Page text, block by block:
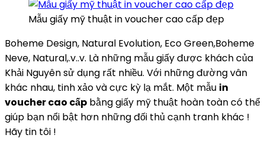
Mẫu giấy mỹ thuật in voucher cao cấp đẹp
Boheme Design, Natural Evolution, Eco Green,Boheme
Neve, Natural,.v..v. Là những mẫu giấy được khách của
Khải Nguyên sử dụng rất nhiều. Với những đường vân
khác nhau, tinh xảo và cực kỳ lạ mắt. Một mẫu in
voucher cao cấp bằng giấy mỹ thuật hoàn toàn có thể
giúp bạn nổi bật hơn những đối thủ cạnh tranh khác !
Hãy tin tôi !